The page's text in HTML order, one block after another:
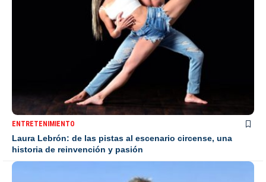
ENTRETENIMIENTO
Laura Lebrón: de las pistas al escenario circense, una
historia de reinvención y pasión